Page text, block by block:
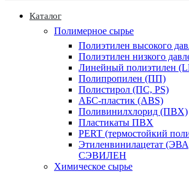
Каталог
Полимерное сырье
Полиэтилен высокого
Полиэтилен низкого
Линейный полиэтилен
Полипропилен (ПП)
Полистирол (ПС, PS)
АБС-пластик (ABS)
Поливинилхлорид (ПВХ)
Пластикаты ПВХ
PERT (термостойкий
Этиленвинилацетат
СЭВИЛЕН
Химическое сырье